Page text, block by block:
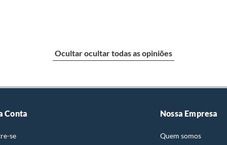
deverá ser imediata. Sendo constatado o vício, a
poderá optar por:
Ocultar ocultar todas as opiniões
Conta
se
Nossa Empresa
Quem somos